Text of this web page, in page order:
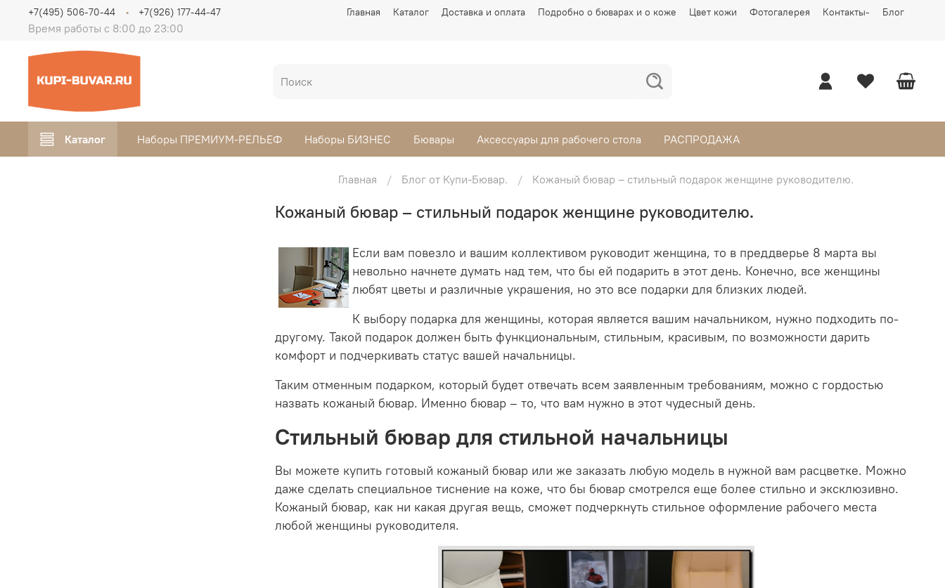
Главная Каталог Доставка и оплата Подробно о бюварах и о коже Цвет кожи Фотогалерея Контакты- Блог
Время работы с 8:00 до 23:00
+7(495) 506-70-44 +7(926) 177-44-47
Каталог Наборы ПРЕМИУМ-РЕЛЬЕФ Наборы БИЗНЕС Бювары Аксессуары для рабочего стола РАСПРОДАЖА
Главная Блог от Купи-Бювар. Кожаный бювар – стильный подарок женщине руководителю.
Кожаный бювар – стильный подарок женщине руководителю.
Если вам повезло и вашим коллективом руководит женщина, то в преддверье 8 марта вы
невольно начнете думать над тем, что бы ей подарить в этот день. Конечно, все женщины
любят цветы и различные украшения, но это все подарки для близких людей.
К выбору подарка для женщины, которая является вашим начальником, нужно подходить по-
другому. Такой подарок должен быть функциональным, стильным, красивым, по возможности дарить
комфорт и подчеркивать статус вашей начальницы.
Таким отменным подарком, который будет отвечать всем заявленным требованиям, можно с гордостью
назвать кожаный бювар. Именно бювар – то, что вам нужно в этот чудесный день.
Стильный бювар для стильной начальницы
Вы можете купить готовый кожаный бювар или же заказать любую модель в нужной вам расцветке. Можно
даже сделать специальное тиснение на коже, что бы бювар смотрелся еще более стильно и эксклюзивно.
Кожаный бювар, как ни какая другая вещь, сможет подчеркнуть стильное оформление рабочего места
любой женщины руководителя.